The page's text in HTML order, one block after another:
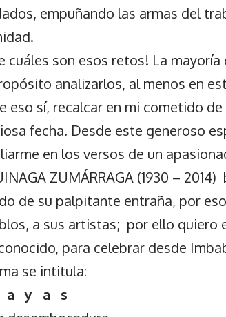
empuñando las armas del
cuáles son esos retos! La
analizarlos, al menos en
eso sí, recalcar en mi cometido
fecha. Desde este generoso
en los versos de un
ZUMÁRRAGA (1930 –
de su palpitante entraña, por
a sus artistas; por ello quiero
para celebrar desde
se intitula:
a y a s